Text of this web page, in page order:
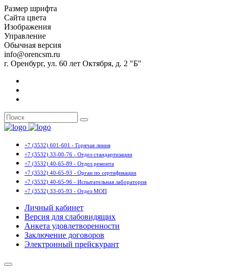
Размер шрифта
Сайта цвета
Изображения
Управление
Обычная версия
info@orencsm.ru
г. Оренбург, ул. 60 лет Октября, д. 2 "Б"
+7 (3532) 601-601 - Горячая линия
+7 (3532) 33-00-76 - Отдел стандартизации
+7 (3532) 40-65-89 - Отдел ремонта
+7 (3532) 40-65-93 - Орган по сертификации
+7 (3532) 40-65-96 - Испытательная лаборатория
+7 (3532) 33-05-93 - Отдел МОП
Личный кабинет
Версия для слабовидящих
Анкета удовлетворенности
Заключение договоров
Электронный прейскурант